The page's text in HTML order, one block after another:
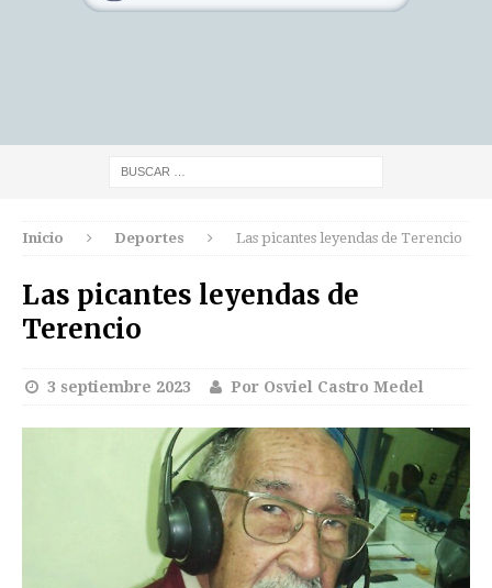
Inicio Deportes Las picantes leyendas de Terencio
Las picantes leyendas de
Terencio
3 septiembre 2023 Por Osviel Castro Medel